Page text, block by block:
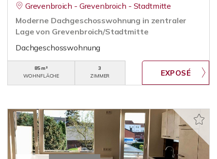
Grevenbroich - Grevenbroich - Stadtmitte
Moderne Dachgeschosswohnung in zentraler
Lage von Grevenbroich/Stadtmitte
Dachgeschosswohnung
85 m²
WOHNFLÄCHE
3
ZIMMER